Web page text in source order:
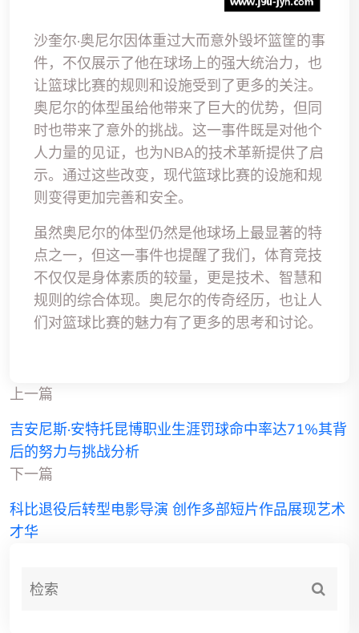
沙奎尔·奥尼尔因体重过大而意外毁坏篮筐的事
件，不仅展示了他在球场上的强大统治力，也
让篮球比赛的规则和设施受到了更多的关注。
奥尼尔的体型虽给他带来了巨大的优势，但同
时也带来了意外的挑战。这一事件既是对他个
人力量的见证，也为NBA的技术革新提供了启
示。通过这些改变，现代篮球比赛的设施和规
则变得更加完善和安全。
虽然奥尼尔的体型仍然是他球场上最显著的特
点之一，但这一事件也提醒了我们，体育竞技
不仅仅是身体素质的较量，更是技术、智慧和
规则的综合体现。奥尼尔的传奇经历，也让人
们对篮球比赛的魅力有了更多的思考和讨论。
上一篇
吉安尼斯·安特托昆博职业生涯罚球命中率达71%其背
后的努力与挑战分析
下一篇
科比退役后转型电影导演 创作多部短片作品展现艺术
才华